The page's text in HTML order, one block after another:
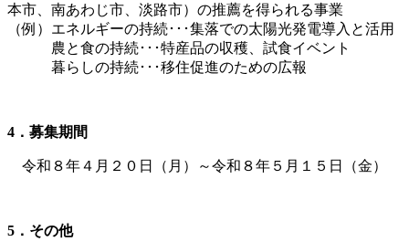
本市、南あわじ市、淡路市）の推薦を得られる事業
（例）エネルギーの持続･･･集落での太陽光発電導入と活用
農と食の持続･･･特産品の収穫、試食イベント
暮らしの持続･･･移住促進のための広報
4 ．募集期間
令和８年４月２０日（月）～令和８年５月１５日（金）
5 ．その他